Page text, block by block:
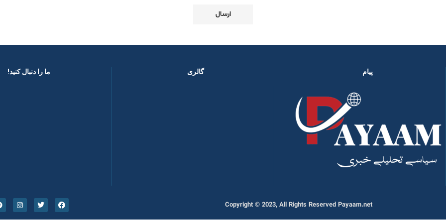
پیام گالری ما را دنبال کنید! ​
Copyright © 2023, All Rights Reserved Payaam.net